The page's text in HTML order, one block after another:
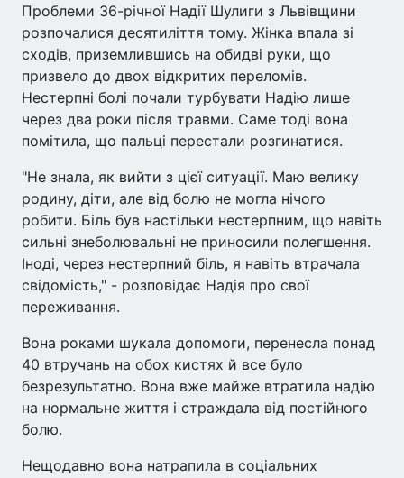
Проблеми 36-річної Надії Шулиги з Львівщини
розпочалися десятиліття тому. Жінка впала зі
сходів, приземлившись на обидві руки, що
призвело до двох відкритих переломів.
Нестерпні болі почали турбувати Надію лише
через два роки після травми. Саме тоді вона
помітила, що пальці перестали розгинатися.
"Не знала, як вийти з цієї ситуації. Маю велику
родину, діти, але від болю не могла нічого
робити. Біль був настільки нестерпним, що навіть
сильні знеболювальні не приносили полегшення.
Іноді, через нестерпний біль, я навіть втрачала
свідомість," - розповідає Надія про свої
переживання.
Вона роками шукала допомоги, перенесла понад
40 втручань на обох кистях й все було
безрезультатно. Вона вже майже втратила надію
на нормальне життя і страждала від постійного
болю.
Нещодавно вона натрапила в соціальних